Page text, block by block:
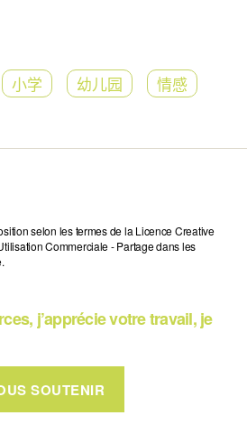
小学 幼儿园 情感
selon les termes de la Licence Creative
Commerciale - Partage dans les
j’apprécie votre travail, je
SOUTENIR